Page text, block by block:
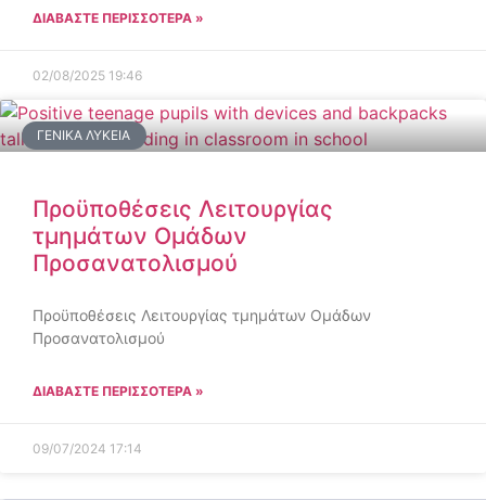
ΔΙΑΒΑΣΤΕ ΠΕΡΙΣΣΟΤΕΡΑ »
02/08/2025 19:46
ΓΕΝΙΚΆ ΛΎΚΕΙΑ
Προϋποθέσεις Λειτουργίας
τμημάτων Ομάδων
Προσανατολισμού
Προϋποθέσεις Λειτουργίας τμημάτων Ομάδων
Προσανατολισμού
ΔΙΑΒΑΣΤΕ ΠΕΡΙΣΣΟΤΕΡΑ »
09/07/2024 17:14